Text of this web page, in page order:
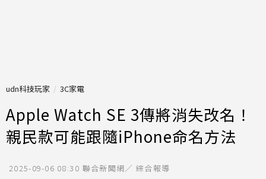
udn科技玩家 3C家電
Apple Watch SE 3傳將消失改名！
親民款可能跟隨iPhone命名方法
2025-09-06 08:30 聯合新聞網／ 綜合報導